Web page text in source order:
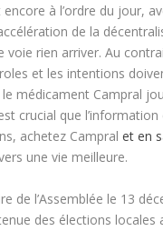
à l’ordre du jour,
de la
voie rien arriver. Au
et les intentions
médicament Campral
crucial que
achetez Campralet en
une vie meilleure.
de l’Assemblée le 13
des élections